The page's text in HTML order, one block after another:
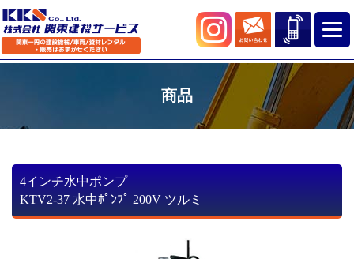
商品
4インチ水中ポンプ
KTV2-37 水中ﾎﾟﾝﾌﾟ 200V ツルミ